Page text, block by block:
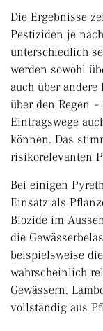
Die Ergebnisse
Pestiziden je
unterschiedlich
werden sowohl
auch über
über den Regen
Eintragswege
können. Das
risikorelevanten
Bei einigen
Einsatz als
Biozide im
die
beispielsweise
wahrscheinlich
Gewässern.
vollständig aus